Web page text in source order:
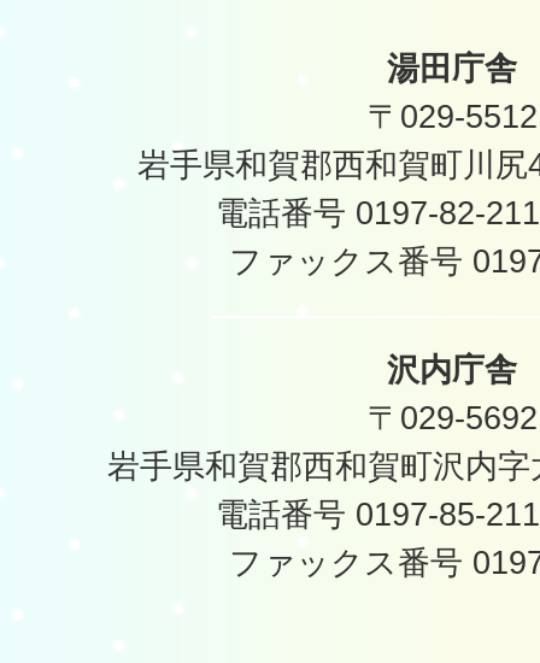
湯田庁舎
〒029-5512
岩手県和賀郡西和賀町川
電話番号 0197-82-
ファックス番号
沢内庁舎
〒029-5692
岩手県和賀郡西和賀町沢内
電話番号 0197-85-
ファックス番号